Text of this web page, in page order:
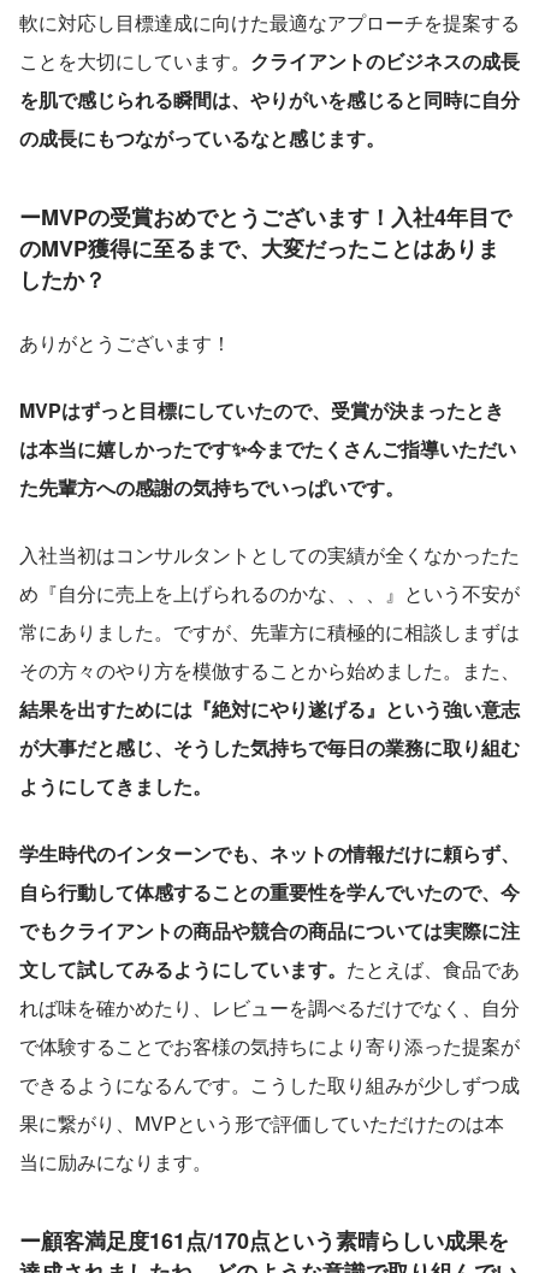
軟に対応し目標達成に向けた最適なアプローチを提案する
ことを大切にしています。 クライアントのビジネスの成長
を肌で感じられる瞬間は、やりがいを感じると同時に自分
の成長にもつながっているなと感じます。
ーMVPの受賞おめでとうございます！入社4年目で
のMVP獲得に至るまで、大変だったことはありま
したか？
ありがとうございます！
MVPはずっと目標にしていたので、受賞が決まったとき
は本当に嬉しかったです✨今までたくさんご指導いただい
た先輩方への感謝の気持ちでいっぱいです。
入社当初はコンサルタントとしての実績が全くなかったた
め『自分に売上を上げられるのかな、、、』という不安が
常にありました。ですが、先輩方に積極的に相談しまずは
その方々のやり方を模倣することから始めました。また、
結果を出すためには『絶対にやり遂げる』という強い意志
が大事だと感じ、そうした気持ちで毎日の業務に取り組む
ようにしてきました。
学生時代のインターンでも、ネットの情報だけに頼らず、
自ら行動して体感することの重要性を学んでいたので、今
でもクライアントの商品や競合の商品については実際に注
文して試してみるようにしています。 たとえば、食品であ
れば味を確かめたり、レビューを調べるだけでなく、自分
で体験することでお客様の気持ちにより寄り添った提案が
できるようになるんです。こうした取り組みが少しずつ成
果に繋がり、MVPという形で評価していただけたのは本
当に励みになります。
ー顧客満足度161点/170点という素晴らしい成果を